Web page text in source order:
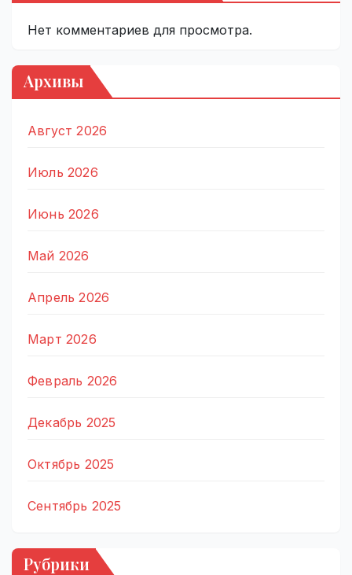
Нет комментариев для просмотра.
Архивы
Август 2026
Июль 2026
Июнь 2026
Май 2026
Апрель 2026
Март 2026
Февраль 2026
Декабрь 2025
Октябрь 2025
Сентябрь 2025
Рубрики